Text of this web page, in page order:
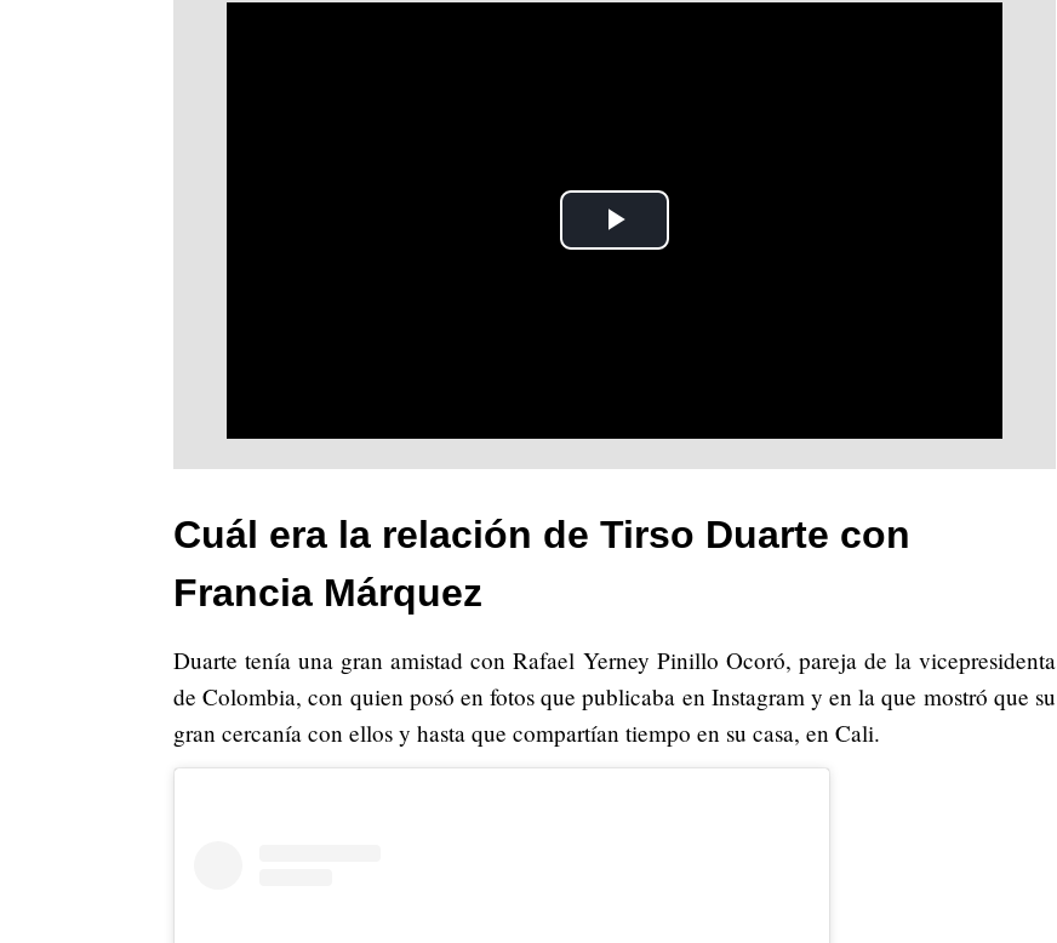
Play
Cuál era la relación de Tirso Duarte con
Francia Márquez
Duarte tenía una gran amistad con Rafael Yerney Pinillo Ocoró, pareja de la vicepresidenta
de Colombia, con quien posó en fotos que publicaba en Instagram y en la que mostró que su
gran cercanía con ellos y hasta que compartían tiempo en su casa, en Cali.